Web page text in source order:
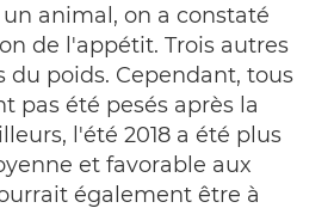
animal, on a constaté
de l'appétit. Trois autres
du poids. Cependant, tous
pas été pesés après la
l'été 2018 a été plus
et favorable aux
également être à